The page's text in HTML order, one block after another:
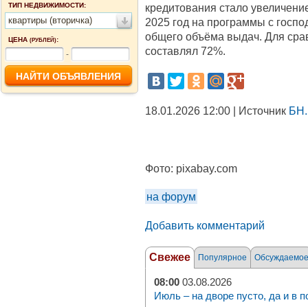
ТИП НЕДВИЖИМОСТИ:
квартиры (вторичка)
ЦЕНА (РУБЛЕЙ):
-
кредитования стало
2025 год на программы с
общего объёма выдач. Для
составлял 72%.
18.01.2026 12:00 | Источник
Фото: pixabay.com
на форум
Добавить комментарий
Свежее Популярное Обсуждаемое
08:00 03.08.2026
Июль – на дворе пусто, да и в